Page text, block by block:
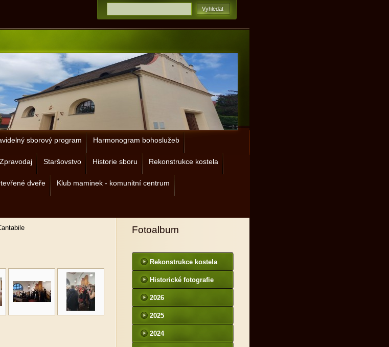
sborový program Harmonogram bohoslužeb
Zpravodaj Staršovstvo Historie sboru Rekonstrukce kostela
dveře Klub maminek - komunitní centrum
Fotoalbum
Rekonstrukce kostela
Historické fotografie
2026
2025
2024